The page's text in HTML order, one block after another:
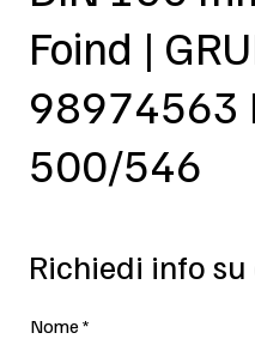
Foind |
98974563
500/546
Richiedi info
Nome